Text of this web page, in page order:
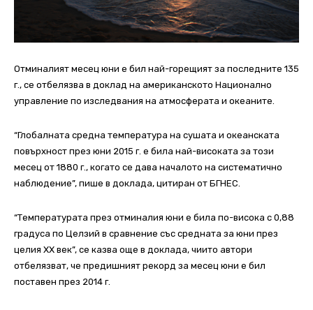
Отминалият месец юни е бил най-горещият за последните 135
г., се отбелязва в доклад на американското Национално
управление по изследвания на атмосферата и океаните.
“Глобалната средна температура на сушата и океанската
повърхност през юни 2015 г. е била най-високата за този
месец от 1880 г., когато се дава началото на систематично
наблюдение”, пише в доклада, цитиран от БГНЕС.
“Температурата през отминалия юни е била по-висока с 0,88
градуса по Целзий в сравнение със средната за юни през
целия XX век”, се казва още в доклада, чиито автори
отбелязват, че предишният рекорд за месец юни е бил
поставен през 2014 г.